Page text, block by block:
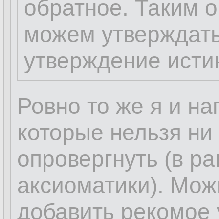
обратное. Таким
можем
утверждение
Ровно то же я и
которые нельзя ни
опровергнуть (в
аксиоматики).
добавить рекомое